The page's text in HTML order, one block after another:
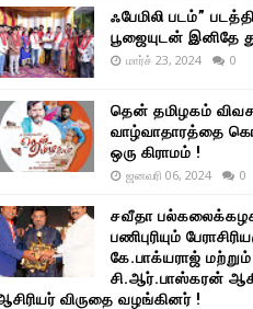
ஃபேமிலி படம்”
பூஜையுடன் இனிதே
மார்ச் 23, 2024 0
தென் தமிழகம்
வாழ்வாதாரத்தை
ஒரு கிராமம் !
ஜனவரி 06, 2024 0
சவீதா
பணிபுரியும்
கே.பாக்யராஜ் மற்றும்
சி.ஆர்.பாஸ்கரன்
விருதை வழங்கினர் !